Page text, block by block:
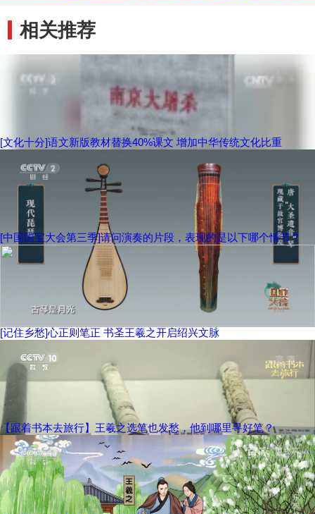
相关推荐
[文化十分]语文新版教材替换40%课文 增加中华传统文化比重
[中国国宝大会第三季]请问演奏的片段，表现的是以下哪个情节？
[记住乡愁]心正则笔正 书圣王羲之开启绍兴文脉
【跟着书本去旅行】王羲之选笔也发愁，他到哪里寻好笔？